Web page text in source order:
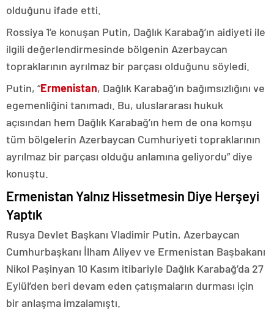
olduğunu ifade etti.
Rossiya 1’e konuşan Putin, Dağlık Karabağ’ın aidiyeti ile
ilgili değerlendirmesinde bölgenin Azerbaycan
topraklarının ayrılmaz bir parçası olduğunu söyledi.
Putin, “Ermenistan, Dağlık Karabağ’ın bağımsızlığını ve
egemenliğini tanımadı. Bu, uluslararası hukuk
açısından hem Dağlık Karabağ’ın hem de ona komşu
tüm bölgelerin Azerbaycan Cumhuriyeti topraklarının
ayrılmaz bir parçası olduğu anlamına geliyordu” diye
konuştu.
Ermenistan Yalnız Hissetmesin Diye Herşeyi
Yaptık
Rusya Devlet Başkanı Vladimir Putin, Azerbaycan
Cumhurbaşkanı İlham Aliyev ve Ermenistan Başbakanı
Nikol Paşinyan 10 Kasım itibariyle Dağlık Karabağ’da 27
Eylül’den beri devam eden çatışmaların durması için
bir anlaşma imzalamıştı.